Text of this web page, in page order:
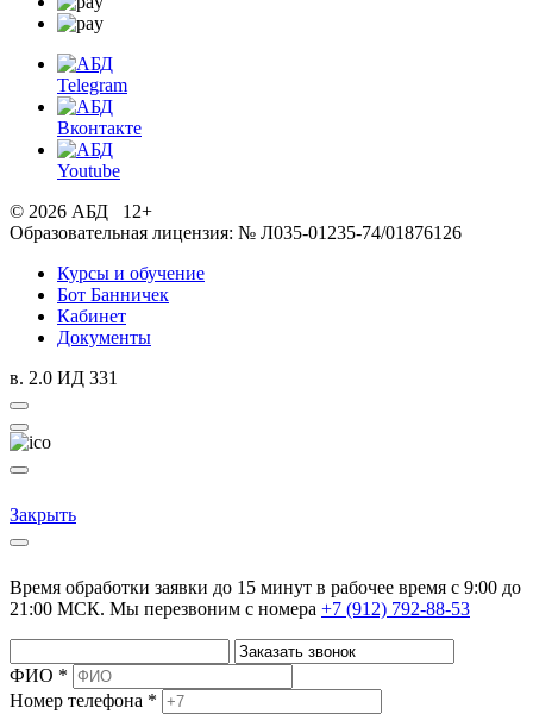
Telegram
Вконтакте
Youtube
© 2026 АБД 12+
Образовательная лицензия: № Л035-01235-74/01876126
Курсы и обучение
Бот Банничек
Кабинет
Документы
в. 2.0 ИД 331
Закрыть
Время обработки заявки до 15 минут в рабочее время c 9:00 до
21:00 МСК. Мы перезвоним с номера +7 (912) 792-88-53
ФИО *
Номер телефона *